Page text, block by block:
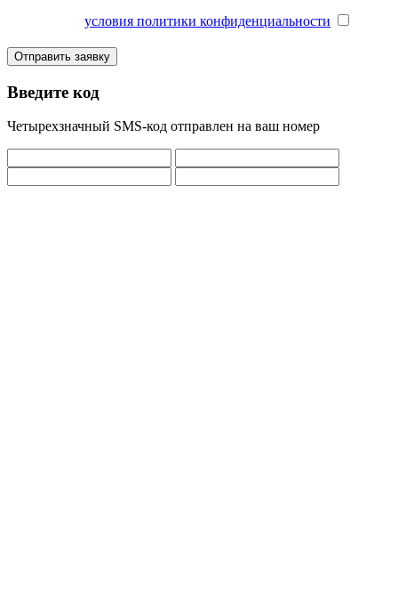
условия политики конфиденциальности
Отправить заявку
Введите код
Четырехзначный SMS-код отправлен на ваш номер